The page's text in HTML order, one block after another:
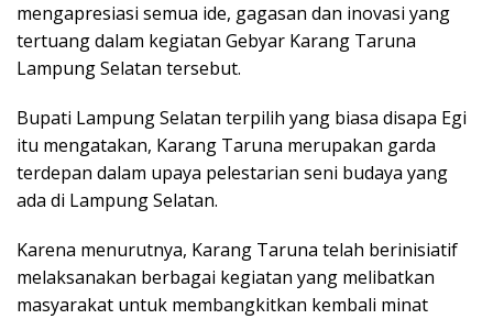
mengapresiasi semua ide, gagasan dan inovasi yang
tertuang dalam kegiatan Gebyar Karang Taruna
Lampung Selatan tersebut.
Bupati Lampung Selatan terpilih yang biasa disapa Egi
itu mengatakan, Karang Taruna merupakan garda
terdepan dalam upaya pelestarian seni budaya yang
ada di Lampung Selatan.
Karena menurutnya, Karang Taruna telah berinisiatif
melaksanakan berbagai kegiatan yang melibatkan
masyarakat untuk membangkitkan kembali minat